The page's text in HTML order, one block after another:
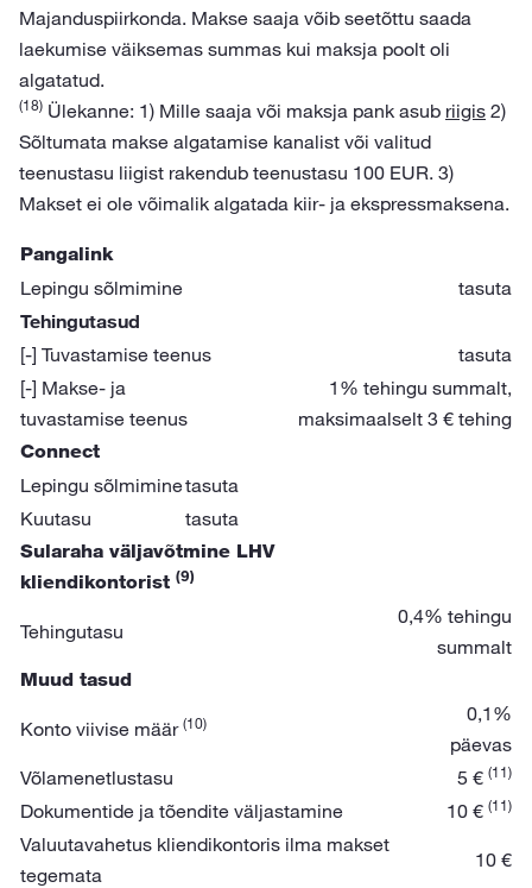
Majanduspiirkonda. Makse saaja võib seetõttu saada
laekumise väiksemas summas kui maksja poolt oli
algatatud.
(18) Ülekanne: 1) Mille saaja või maksja pank asub riigis 2)
Sõltumata makse algatamise kanalist või valitud
teenustasu liigist rakendub teenustasu 100 EUR. 3)
Makset ei ole võimalik algatada kiir- ja ekspressmaksena.
Pangalink
Lepingu sõlmimine
tasuta
Tehingutasud
[-] Tuvastamise teenus
tasuta
[-] Makse- ja
tuvastamise teenus
1% tehingu summalt,
maksimaalselt 3 € tehing
Connect
Lepingu sõlmiminetasuta
Kuutasu
tasuta
Sularaha väljavõtmine LHV
kliendikontorist (9)
Tehingutasu
0,4% tehingu
summalt
Muud tasud
Konto viivise määr(10)
0,1%
päevas
Võlamenetlustasu
5 € (11)
Dokumentide ja tõendite väljastamine 10 € (11)
Valuutavahetus kliendikontoris ilma makset
tegemata
10 €